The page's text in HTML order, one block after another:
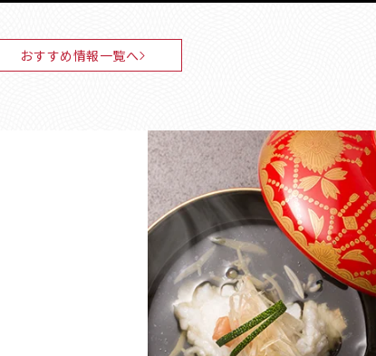
おすすめ情報一覧へ